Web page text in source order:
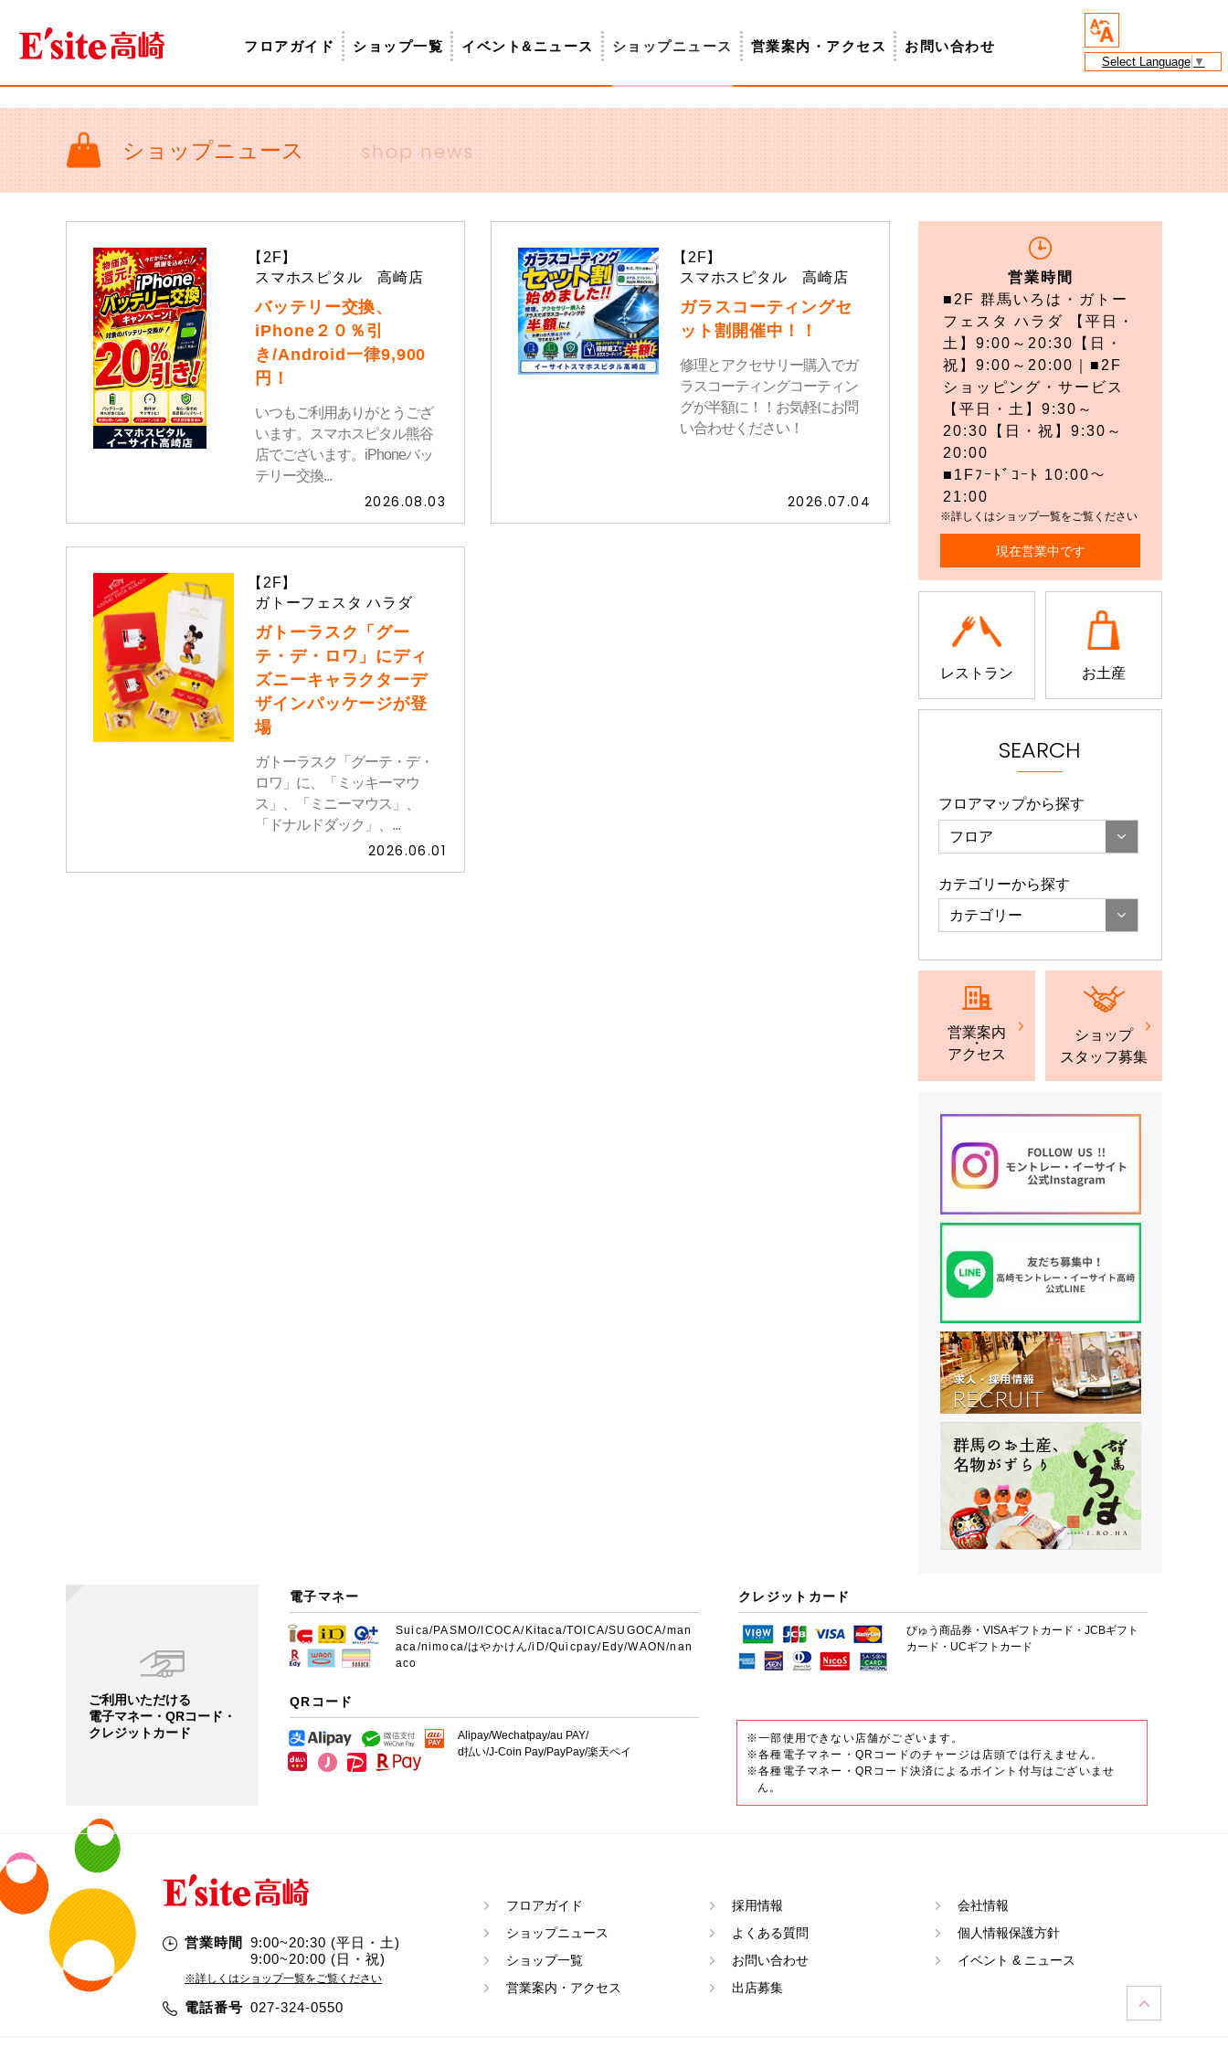
フロアガイド ショップ一覧 イベント&ニュース ショップニュース 営業案内・アクセス お問い合わせ
Select Language ▼
ショップニュース shop news
【2F】
スマホスピタル 高崎店
バッテリー交換、
iPhone２０％引
き/Android一律9,900
円！
いつもご利用ありがとうござ
います。スマホスピタル熊谷
店でございます。iPhoneバッ
テリー交換...
2026.08.03
【2F】
スマホスピタル 高崎店
ガラスコーティングセ
ット割開催中！！
修理とアクセサリー購入でガ
ラスコーティングコーティン
グが半額に！！お気軽にお問
い合わせください！
2026.07.04
【2F】
ガトーフェスタ ハラダ
ガトーラスク「グー
テ・デ・ロワ」にディ
ズニーキャラクターデ
ザインパッケージが登
場
ガトーラスク「グーテ・デ・
ロワ」に、「ミッキーマウ
ス」、「ミニーマウス」、
「ドナルドダック」、...
2026.06.01
営業時間
■2F 群馬いろは・ガトー
フェスタ ハラダ 【平日・
土】9:00～20:30【日・
祝】9:00～20:00｜■2F
ショッピング・サービス
【平日・土】9:30～
20:30【日・祝】9:30～
20:00
■1Fﾌｰﾄﾞｺｰﾄ 10:00～
21:00
※詳しくはショップ一覧をご覧ください
現在営業中です
レストラン お土産
SEARCH
フロアマップから探す
フロア
カテゴリーから探す
カテゴリー
営業案内
・
アクセス
ショップ
スタッフ募集
ご利用いただける
電子マネー・QRコード・
クレジットカード
電子マネー
Suica/PASMO/ICOCA/Kitaca/TOICA/SUGOCA/man
aca/nimoca/はやかけん/iD/Quicpay/Edy/WAON/nan
aco
QRコード
Alipay/Wechatpay/au PAY/
d払い/J-Coin Pay/PayPay/楽天ペイ
クレジットカード
びゅう商品券・VISAギフトカード・JCBギフト
カード・UCギフトカード
※一部使用できない店舗がございます。
※各種電子マネー・QRコードのチャージは店頭では行えません。
※各種電子マネー・QRコード決済によるポイント付与はございませ
ん。
営業時間
9:00~20:30 (平日・土)
9:00~20:00 (日・祝)
※詳しくはショップ一覧をご覧ください
電話番号 027-324-0550
フロアガイド 採用情報
会社情報
ショップニュース
よくある質問
個人情報保護方針
ショップ一覧
お問い合わせ
イベント & ニュース
営業案内・アクセス
出店募集